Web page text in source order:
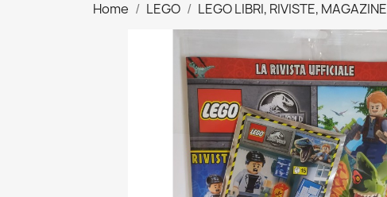
Home LEGO LEGO LIBRI, RIVISTE, MAGAZINE